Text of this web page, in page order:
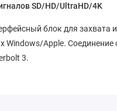
SD/HD/UltraHD/4K
блок для захвата
Windows/Apple.
3.